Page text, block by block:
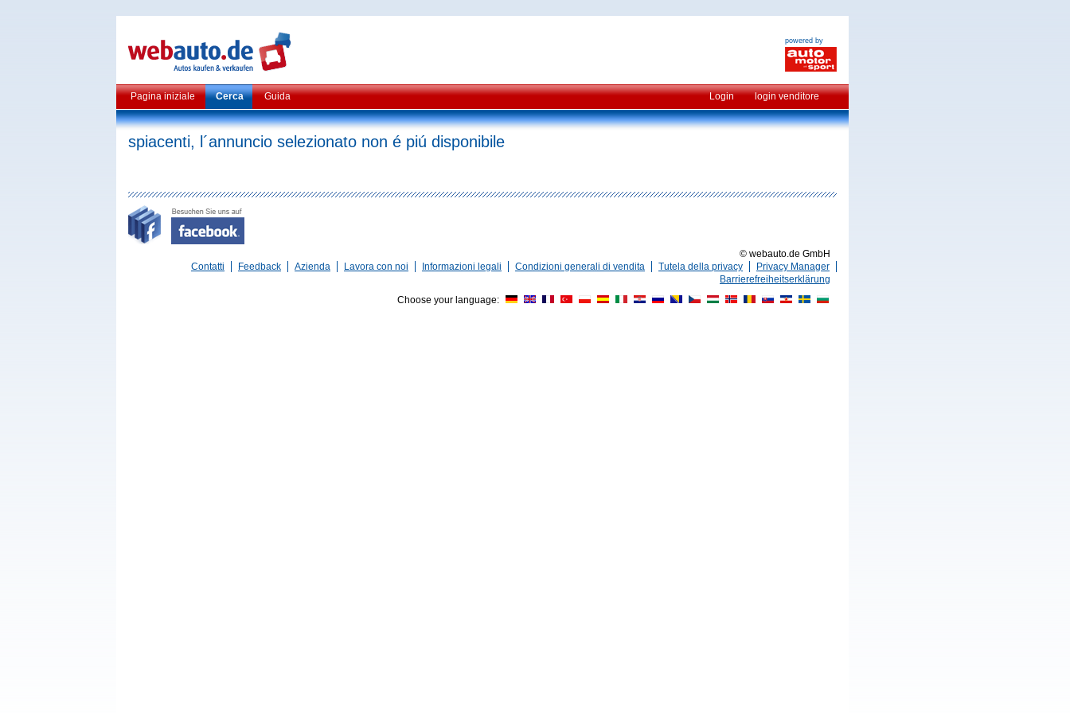
powered by
Pagina iniziale Cerca Guida Login login venditore
spiacenti, l´annuncio selezionato non é piú disponibile
© webauto.de GmbH
Contatti
Feedback Azienda Lavora con noi Informazioni legali Condizioni generali di vendita Tutela della privacy
Privacy Manager
Barrierefreiheitserklärung
Choose your language: